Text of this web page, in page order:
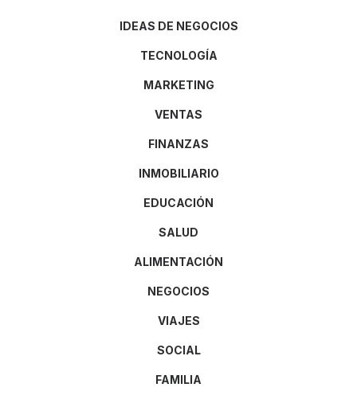
IDEAS DE NEGOCIOS
TECNOLOGÍA
MARKETING
VENTAS
FINANZAS
INMOBILIARIO
EDUCACIÓN
SALUD
ALIMENTACIÓN
NEGOCIOS
VIAJES
SOCIAL
FAMILIA